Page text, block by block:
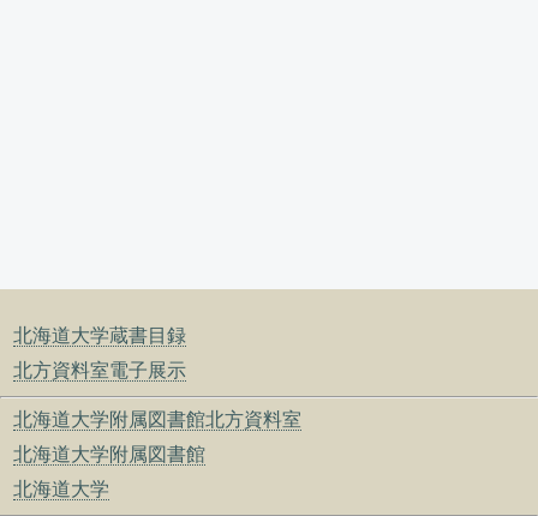
北海道大学蔵書目録
北方資料室電子展示
北海道大学附属図書館北方資料室
北海道大学附属図書館
北海道大学